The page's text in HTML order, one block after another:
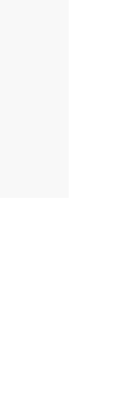
30 €. Pour les